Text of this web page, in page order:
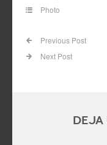
Photo
Previous Post
Next Post
Deja